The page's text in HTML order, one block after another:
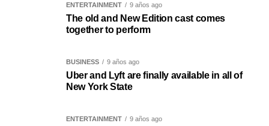
ENTERTAINMENT 9 años ago
The old and New Edition cast comes
together to perform
BUSINESS 9 años ago
Uber and Lyft are finally available in all of
New York State
ENTERTAINMENT 9 años ago